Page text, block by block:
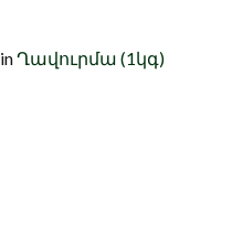
inՂավուրմա (1կգ)